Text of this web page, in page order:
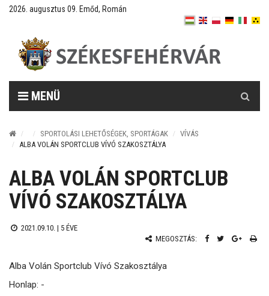
2026. augusztus 09. Emőd, Román
MENÜ
SPORTOLÁSI LEHETŐSÉGEK, SPORTÁGAK
VÍVÁS
ALBA VOLÁN SPORTCLUB VÍVÓ SZAKOSZTÁLYA
ALBA VOLÁN SPORTCLUB
VÍVÓ SZAKOSZTÁLYA
2021.09.10. | 5 ÉVE
MEGOSZTÁS:
Alba Volán Sportclub Vívó Szakosztálya
Honlap: -